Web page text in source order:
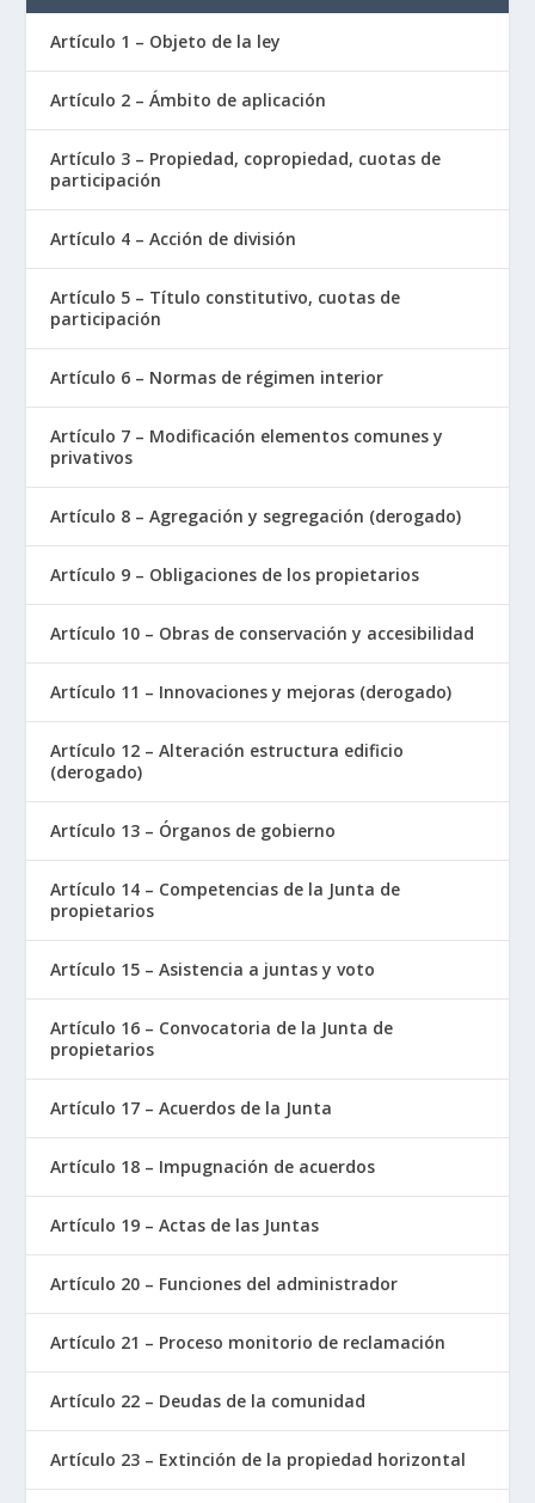
Artículo 1 – Objeto de la ley
Artículo 2 – Ámbito de aplicación
Artículo 3 – Propiedad, copropiedad, cuotas de
participación
Artículo 4 – Acción de división
Artículo 5 – Título constitutivo, cuotas de
participación
Artículo 6 – Normas de régimen interior
Artículo 7 – Modificación elementos comunes y
privativos
Artículo 8 – Agregación y segregación (derogado)
Artículo 9 – Obligaciones de los propietarios
Artículo 10 – Obras de conservación y accesibilidad
Artículo 11 – Innovaciones y mejoras (derogado)
Artículo 12 – Alteración estructura edificio
(derogado)
Artículo 13 – Órganos de gobierno
Artículo 14 – Competencias de la Junta de
propietarios
Artículo 15 – Asistencia a juntas y voto
Artículo 16 – Convocatoria de la Junta de
propietarios
Artículo 17 – Acuerdos de la Junta
Artículo 18 – Impugnación de acuerdos
Artículo 19 – Actas de las Juntas
Artículo 20 – Funciones del administrador
Artículo 21 – Proceso monitorio de reclamación
Artículo 22 – Deudas de la comunidad
Artículo 23 – Extinción de la propiedad horizontal